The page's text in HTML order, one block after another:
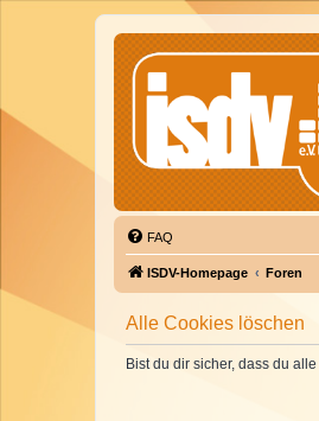
FAQ
ISDV-Homepage Foren
Alle Cookies löschen
Bist du dir sicher, dass du